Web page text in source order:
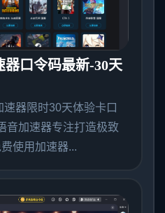
器口令码最新-30天
器限时30天体验卡口
音加速器专注打造极致
使用加速器...